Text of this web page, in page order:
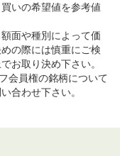
いの希望値を参考値
面や種別によって価
の際には慎重にご検
お取り決め下さい。
会員権の銘柄について
合わせ下さい。